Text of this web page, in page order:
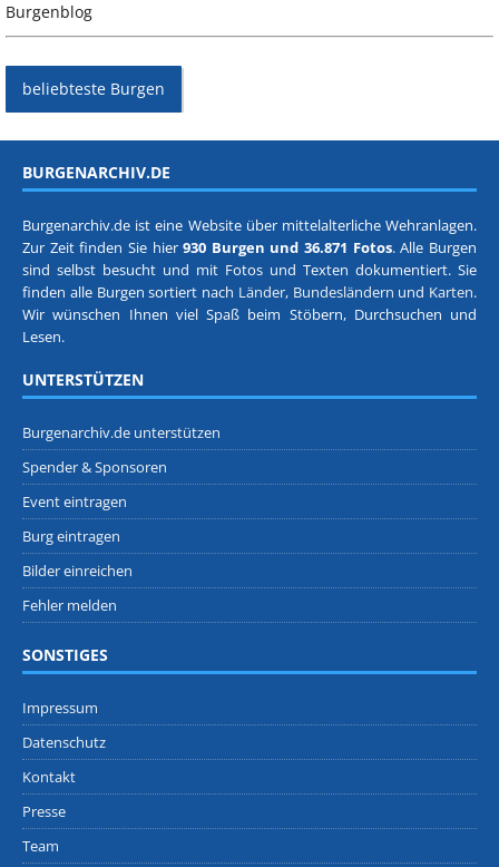
Burgenblog
beliebteste Burgen
BURGENARCHIV.DE
Burgenarchiv.de ist eine Website über mittelalterliche Wehranlagen.
Zur Zeit finden Sie hier930 Burgen und 36.871 Fotos. Alle Burgen
sind selbst besucht und mit Fotos und Texten dokumentiert. Sie
finden alle Burgen sortiert nach Länder, Bundesländern und Karten.
Wir wünschen Ihnen viel Spaß beim Stöbern, Durchsuchen und
Lesen.
UNTERSTÜTZEN
Burgenarchiv.de unterstützen
Spender & Sponsoren
Event eintragen
Burg eintragen
Bilder einreichen
Fehler melden
SONSTIGES
Impressum
Datenschutz
Kontakt
Presse
Team